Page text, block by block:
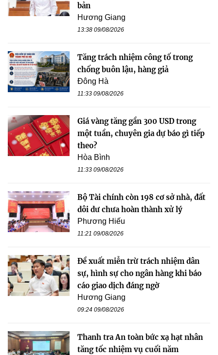
bản
Hương Giang
13:38 09/08/2026
Tăng trách nhiệm công tố trong
chống buôn lậu, hàng giả
Đông Hà
11:33 09/08/2026
Giá vàng tăng gần 300 USD trong
một tuần, chuyên gia dự báo gì tiếp
theo?
Hòa Bình
11:33 09/08/2026
Bộ Tài chính còn 198 cơ sở nhà, đất
dôi dư chưa hoàn thành xử lý
Phương Hiếu
11:21 09/08/2026
Đề xuất miễn trừ trách nhiệm dân
sự, hình sự cho ngân hàng khi báo
cáo giao dịch đáng ngờ
Hương Giang
09:24 09/08/2026
Thanh tra An toàn bức xạ hạt nhân
tăng tốc nhiệm vụ cuối năm